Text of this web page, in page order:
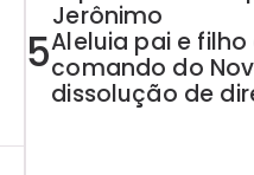
Jerônimo
5Aleluia pai e
comando do
dissolução de